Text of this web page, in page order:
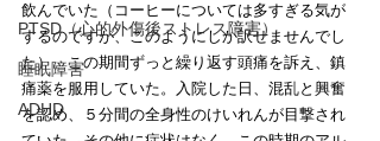
PTSD（心的外傷後ストレス障害）
睡眠障害
ADHD
飲んでいた（コーヒーについては多すぎる気が
するのですが、このようにしか訳せませんでし
た）。この期間ずっと繰り返す頭痛を訴え、鎮
痛薬を服用していた。入院した日、混乱と興奮
を認め、５分間の全身性のけいれんが目撃され